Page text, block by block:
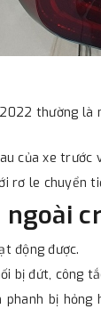
thường
của xe trước
rơ le chuyển
động được.
bị đứt, công
bị